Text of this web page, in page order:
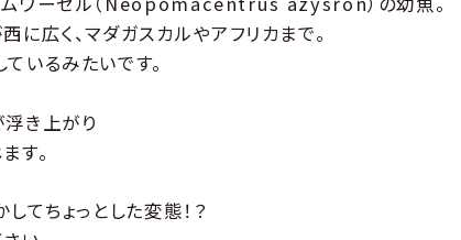
広く、マダガスカルやアフリカまで。
いるみたいです。
き上がり
す。
てちょっとした変態！？